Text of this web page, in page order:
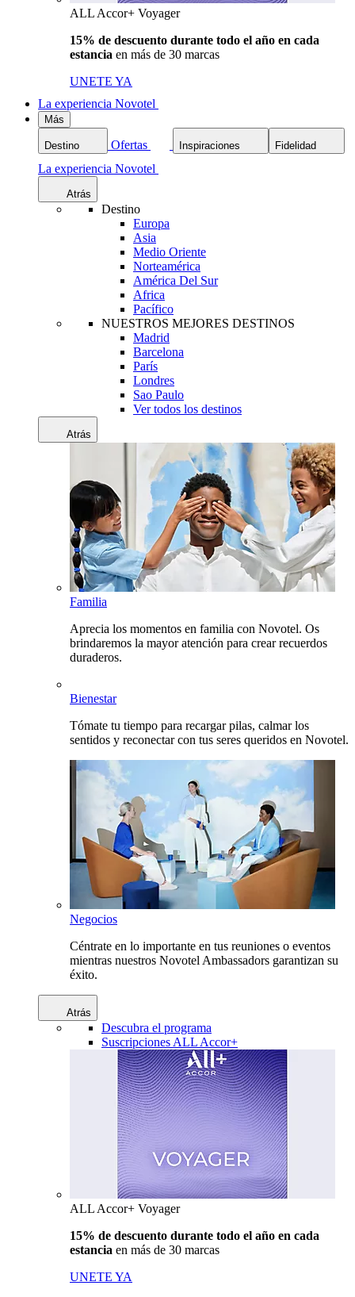
ALL Accor+ Voyager
15% de descuento durante todo el año en cada
estancia en más de 30 marcas
UNETE YA
La experiencia Novotel
Más
Destino Ofertas Inspiraciones Fidelidad
La experiencia Novotel
Atrás
Destino
Europa
Asia
Medio Oriente
Norteamérica
América Del Sur
Africa
Pacífico
NUESTROS MEJORES DESTINOS
Madrid
Barcelona
París
Londres
Sao Paulo
Ver todos los destinos
Atrás
Familia
Aprecia los momentos en familia con Novotel. Os
brindaremos la mayor atención para crear recuerdos
duraderos.
Bienestar
Tómate tu tiempo para recargar pilas, calmar los
sentidos y reconectar con tus seres queridos en Novotel.
Negocios
Céntrate en lo importante en tus reuniones o eventos
mientras nuestros Novotel Ambassadors garantizan su
éxito.
Atrás
Descubra el programa
Suscripciones ALL Accor+
ALL Accor+ Voyager
15% de descuento durante todo el año en cada
estancia en más de 30 marcas
UNETE YA